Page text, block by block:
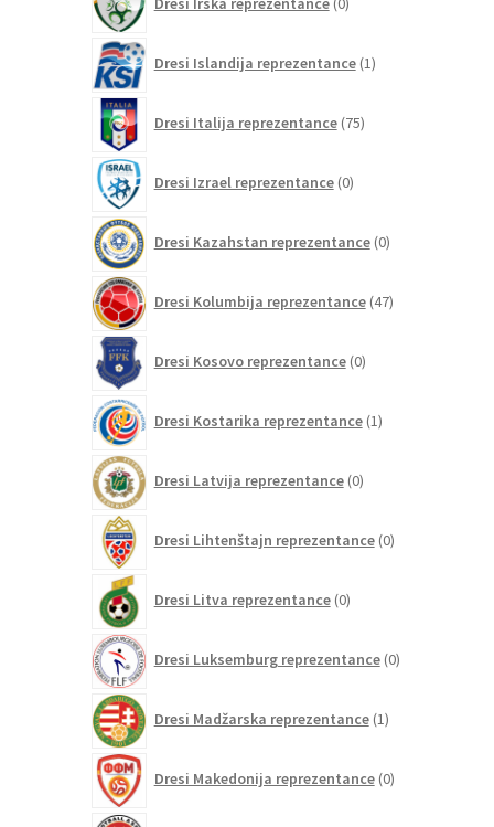
izdelkov
Dresi Islandija reprezentance 1izdelek
Dresi Italija reprezentance 75izdelkov
Dresi Izrael reprezentance 0izdelkov
Dresi Kazahstan reprezentance 0izdelkov
Dresi Kolumbija reprezentance 47izdelkov
Dresi Kosovo reprezentance 0izdelkov
Dresi Kostarika reprezentance 1izdelek
Dresi Latvija reprezentance 0izdelkov
Dresi Lihtenštajn reprezentance 0izdelkov
Dresi Litva reprezentance 0izdelkov
Dresi Luksemburg reprezentance 0izdelkov
Dresi Madžarska reprezentance 1izdelek
Dresi Makedonija reprezentance 0izdelkov